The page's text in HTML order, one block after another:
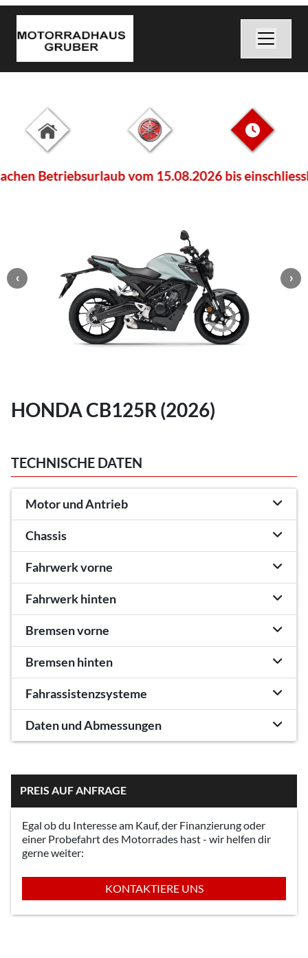
Betriebsurlaub vom 15.08.2026 bis
HONDA CB125R (2026)
TECHNISCHE DATEN
Motor und Antrieb
Chassis
Fahrwerk vorne
Fahrwerk hinten
Bremsen vorne
Bremsen hinten
Fahrassistenzsysteme
Daten und Abmessungen
PREIS AUF ANFRAGE
Egal ob du Interesse am Kauf, der Finanzierung oder
einer Probefahrt des Motorrades hast - wir helfen dir
gerne weiter:
KONTAKTIERE UNS